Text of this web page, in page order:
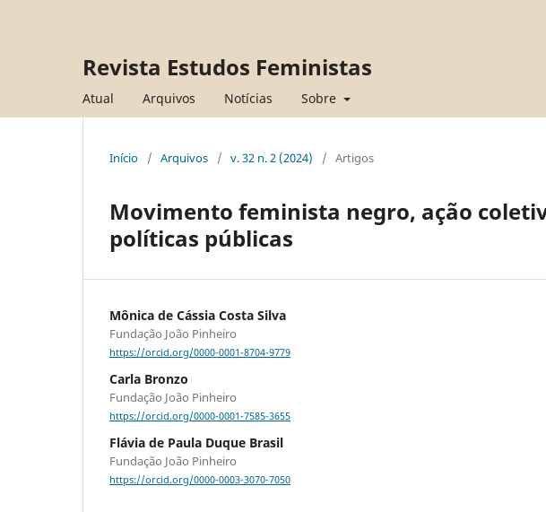
Revista Estudos Feministas
Atual Arquivos Notícias Sobre
Início / Arquivos / v. 32 n. 2 (2024) / Artigos
Movimento feminista negro, ação
políticas públicas
Mônica de Cássia Costa Silva
Fundação João Pinheiro
https://orcid.org/0000-0001-8704-9779
Carla Bronzo
Fundação João Pinheiro
https://orcid.org/0000-0001-7585-3655
Flávia de Paula Duque Brasil
Fundação João Pinheiro
https://orcid.org/0000-0003-3070-7050